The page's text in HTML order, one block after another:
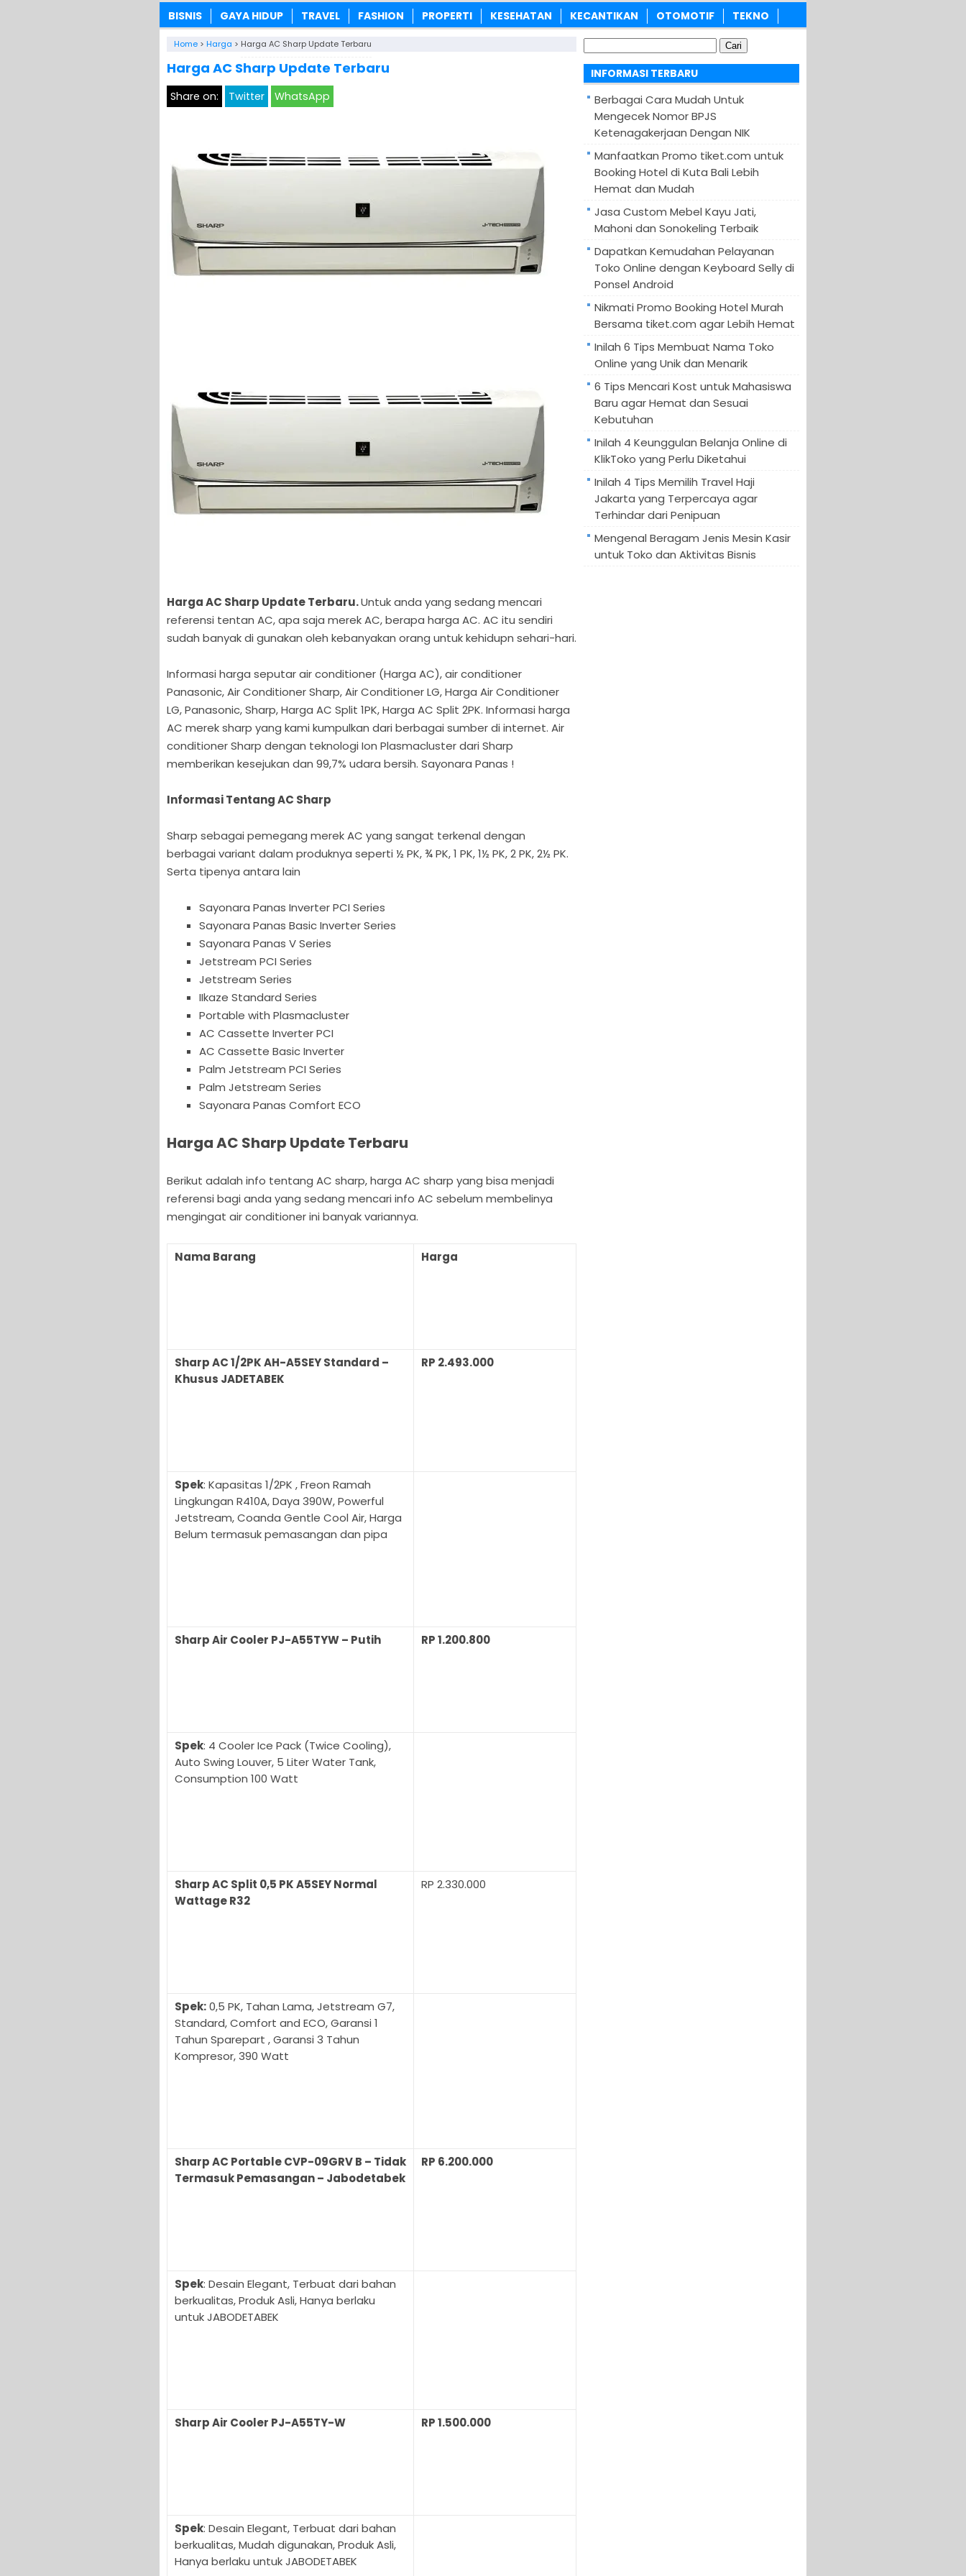
BISNIS GAYA HIDUP TRAVEL FASHION PROPERTI KESEHATAN KECANTIKAN OTOMOTIF TEKNO
Home > Harga > Harga AC Sharp Update Terbaru
Harga AC Sharp Update Terbaru
Share on: Twitter WhatsApp
Harga AC Sharp Update Terbaru.Untuk anda yang sedang mencari
referensi tentan AC, apa saja merek AC, berapa harga AC. AC itu sendiri
sudah banyak di gunakan oleh kebanyakan orang untuk kehidupn sehari-hari.
Informasi harga seputar air conditioner (Harga AC), air conditioner
Panasonic, Air Conditioner Sharp, Air Conditioner LG, Harga Air Conditioner
LG, Panasonic, Sharp, Harga AC Split 1PK, Harga AC Split 2PK. Informasi harga
AC merek sharp yang kami kumpulkan dari berbagai sumber di internet. Air
conditioner Sharp dengan teknologi Ion Plasmacluster dari Sharp
memberikan kesejukan dan 99,7% udara bersih. Sayonara Panas !
Informasi Tentang AC Sharp
Sharp sebagai pemegang merek AC yang sangat terkenal dengan
berbagai variant dalam produknya seperti ½ PK, ¾ PK, 1 PK, 1½ PK, 2 PK, 2½ PK.
Serta tipenya antara lain
Sayonara Panas Inverter PCI Series
Sayonara Panas Basic Inverter Series
Sayonara Panas V Series
Jetstream PCI Series
Jetstream Series
IIkaze Standard Series
Portable with Plasmacluster
AC Cassette Inverter PCI
AC Cassette Basic Inverter
Palm Jetstream PCI Series
Palm Jetstream Series
Sayonara Panas Comfort ECO
Harga AC Sharp Update Terbaru
Berikut adalah info tentang AC sharp, harga AC sharp yang bisa menjadi
referensi bagi anda yang sedang mencari info AC sebelum membelinya
mengingat air conditioner ini banyak variannya.
Nama Barang Harga
Sharp AC 1/2PK AH-A5SEY Standard –
Khusus JADETABEK
RP 2.493.000
Spek: Kapasitas 1/2PK , Freon Ramah
Lingkungan R410A, Daya 390W, Powerful
Jetstream, Coanda Gentle Cool Air, Harga
Belum termasuk pemasangan dan pipa
Sharp Air Cooler PJ-A55TYW – Putih RP 1.200.800
Spek: 4 Cooler Ice Pack (Twice Cooling),
Auto Swing Louver, 5 Liter Water Tank,
Consumption 100 Watt
Sharp AC Split 0,5 PK A5SEY Normal
Wattage R32
RP 2.330.000
Spek:0,5 PK, Tahan Lama, Jetstream G7,
Standard, Comfort and ECO, Garansi 1
Tahun Sparepart , Garansi 3 Tahun
Kompresor, 390 Watt
Sharp AC Portable CVP-09GRV B – Tidak
Termasuk Pemasangan – Jabodetabek
RP 6.200.000
Spek: Desain Elegant, Terbuat dari bahan
berkualitas, Produk Asli, Hanya berlaku
untuk JABODETABEK
Sharp Air Cooler PJ-A55TY-W RP 1.500.000
Spek: Desain Elegant, Terbuat dari bahan
berkualitas, Mudah digunakan, Produk Asli,
Hanya berlaku untuk JABODETABEK
untuk:
INFORMASI TERBARU
Berbagai Cara Mudah Untuk
Mengecek Nomor BPJS
Ketenagakerjaan Dengan NIK
Manfaatkan Promo tiket.com untuk
Booking Hotel di Kuta Bali Lebih
Hemat dan Mudah
Jasa Custom Mebel Kayu Jati,
Mahoni dan Sonokeling Terbaik
Dapatkan Kemudahan Pelayanan
Toko Online dengan Keyboard Selly di
Ponsel Android
Nikmati Promo Booking Hotel Murah
Bersama tiket.com agar Lebih Hemat
Inilah 6 Tips Membuat Nama Toko
Online yang Unik dan Menarik
6 Tips Mencari Kost untuk Mahasiswa
Baru agar Hemat dan Sesuai
Kebutuhan
Inilah 4 Keunggulan Belanja Online di
KlikToko yang Perlu Diketahui
Inilah 4 Tips Memilih Travel Haji
Jakarta yang Terpercaya agar
Terhindar dari Penipuan
Mengenal Beragam Jenis Mesin Kasir
untuk Toko dan Aktivitas Bisnis